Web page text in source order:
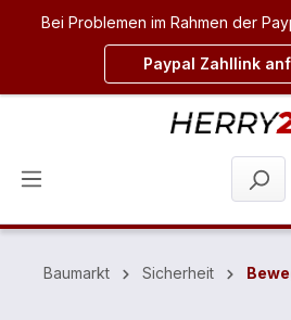
springen
Bei Problemen im Rahmen der
Paypal Zahllink
Baumarkt Sicherheit